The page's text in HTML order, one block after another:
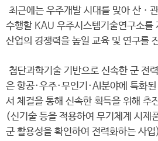
최근에는 우주개발 시대를 맞아 산ㆍ
수행할 KAU 우주시스템기술연구소를
산업의 경쟁력을 높일 교육 및 연구를
첨단과학기술 기반으로 신속한 군 전
은 항공·우주·무인기·AI분야에 특화
서 체결을 통해 신속한 획득을 위해 추
(신기술 등을 적용하여 무기체계 시제
군 활용성을 확인하여 전력화하는 사